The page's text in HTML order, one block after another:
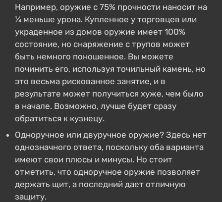
Например, оружие с 75% прочности наносит на
¼ меньше урона. Купленное у торговцев или
украденное из домов оружие имеет 100%
состояние, но снаряжение с трупов может
быть немного поношенное. Вы можете
починить его, используя точильный камень, но
это весьма рискованное занятие, и в
результате может получиться хуже, чем было
в начале. Возможно, лучше будет сразу
обратиться к кузнецу.
Одноручное или двуручное оружие? Здесь нет
однозначного ответа, поскольку оба варианта
имеют свои плюсы и минусы. Но стоит
отметить, что одноручное оружие позволяет
держать щит, а последний дает отличную
защиту.